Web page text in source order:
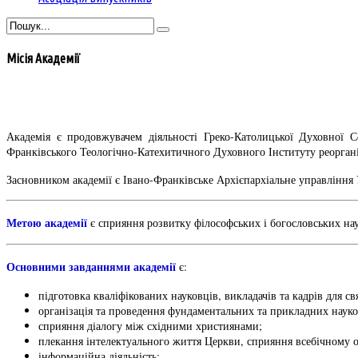
Місія Академії
Академія є продовжувачем діяльності Греко-Католицької
Франківського Теологічно-Катехитичного Духовного Інституту
Засновником академії є Івано-Франківське Архієпархіальне
Метою академії є сприяння розвитку філософських і богословських
Основними завданнями академії є:
підготовка кваліфікованих науковців, викладачів та кадрів для
організація та проведення фундаментальних та прикладних
сприяння діалогу між східними християнами;
плекання інтелектуального життя Церкви, сприяння всебічному